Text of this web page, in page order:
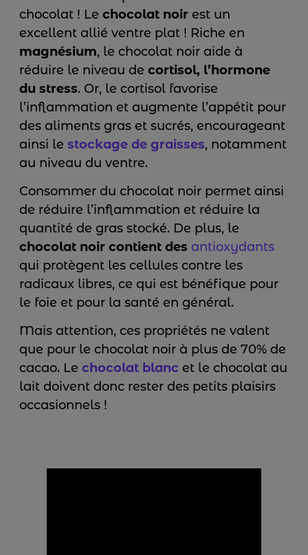
chocolat ! Le chocolat noir est un
excellent allié ventre plat ! Riche en
magnésium, le chocolat noir aide à
réduire le niveau de cortisol, l’hormone
du stress. Or, le cortisol favorise
l’inflammation et augmente l’appétit pour
des aliments gras et sucrés, encourageant
ainsi le stockage de graisses, notamment
au niveau du ventre.
Consommer du chocolat noir permet ainsi
de réduire l’inflammation et réduire la
quantité de gras stocké. De plus, le
chocolat noir contient des antioxydants
qui protègent les cellules contre les
radicaux libres, ce qui est bénéfique pour
le foie et pour la santé en général.
Mais attention, ces propriétés ne valent
que pour le chocolat noir à plus de 70% de
cacao. Le chocolat blanc et le chocolat au
lait doivent donc rester des petits plaisirs
occasionnels !